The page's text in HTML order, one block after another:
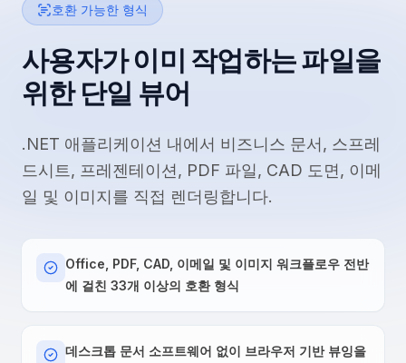
호환 가능한 형식
사용자가 이미 작업하는 파일을
위한 단일 뷰어
.NET 애플리케이션 내에서 비즈니스 문서, 스프레
드시트, 프레젠테이션, PDF 파일, CAD 도면, 이메
일 및 이미지를 직접 렌더링합니다.
Office, PDF, CAD, 이메일 및 이미지 워크플로우 전반
에 걸친 33개 이상의 호환 형식
데스크톱 문서 소프트웨어 없이 브라우저 기반 뷰잉을